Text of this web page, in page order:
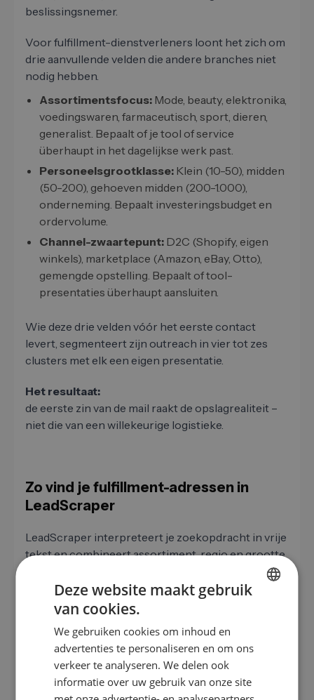
beslissingsnemer.
Voor fulfillment-dienstverleners loont het zich om
drie aanvullende velden die andere branches niet
nodig hebben.
Assortimentsfocus: Mode, beauty, elektronika,
voedingswaren, farmaceutisch, sport, dieren,
generalist. Bepaalt of je tool of service
überhaupt in het dagelijkse werk past.
Personeelsgrootklasse: Klein (10-50), midden
(50-200), gehoeven midden (200-1.000),
onderneming. Bepaalt investeringsbudget en
ordervolume.
Channel-zwaartepunt: D2C (Shopify, eigen
winkels), marketplace (Amazon, eBay, Otto),
gemengde opstelling. Bepaalt of tool-
presentaties überhaupt aansluiten.
Wie deze drie velden vóór het eerste contact
levert, segmenteert zijn outreach in vier tot zes
clusters met elk een eigen presentatie.
Het resultaat:
de eerste zin van de mail raakt de opslagrealiteit –
niet die van een willekeurige logistieke.
Zo vind je fulfillment-adressen in
LeadScraper
LeadScraper interpreteert je zoekopdracht in vrije
tekst en combineert assortiment, regio en grootte.
gebruikt.
WMS-/opslagautomatiserings-
software
„Fulfillment-dienstverleners in
Noord-Holland en Flevoland met mode- of
FR
Deze website maakt gebruik
van cookies.
We gebruiken cookies om inhoud en
advertenties te personaliseren en om ons
verkeer te analyseren. We delen ook
informatie over uw gebruik van onze site